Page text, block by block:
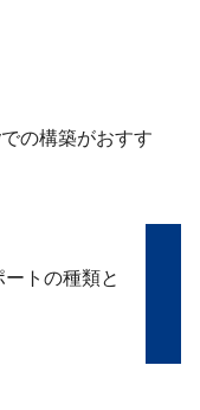
の構築がおすす
トの種類と